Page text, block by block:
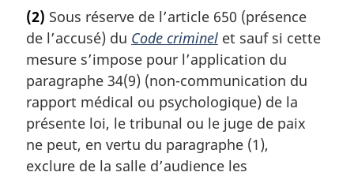
t
e
m
r
g
i
n
a
(2) Sous réserve de l’article 650 (présence
de l’accusé) du Code criminel et sauf si cette
mesure s’impose pour l’application du
paragraphe 34(9) (non-communication du
rapport médical ou psychologique) de la
présente loi, le tribunal ou le juge de paix
ne peut, en vertu du paragraphe (1),
exclure de la salle d’audience les